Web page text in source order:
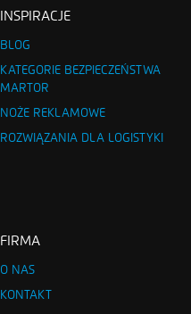
INSPIRACJE
BLOG
KATEGORIE BEZPIECZEŃSTWA
MARTOR
NOŻE REKLAMOWE
ROZWIĄZANIA DLA LOGISTYKI
FIRMA
O NAS
KONTAKT